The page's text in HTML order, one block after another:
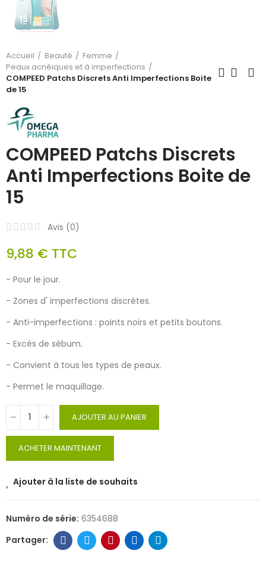
Accueil Beauté
Femme
Peaux acnéiques et à imperfections
COMPEED Patchs Discrets Anti Imperfections Boite
de 15
COMPEED Patchs Discrets
Anti Imperfections Boite de
15
Avis (0)
9,88 € TTC
- Pour le jour.
- Zones d' imperfections discrètes.
- Anti-imperfections : points noirs et petits boutons.
- Excès de sébum.
- Convient à tous les types de peaux.
- Permet le maquillage.
AJOUTER AU PANIER
ACHETER MAINTENANT
Ajouter à la liste de souhaits
Numéro de série: 6354688